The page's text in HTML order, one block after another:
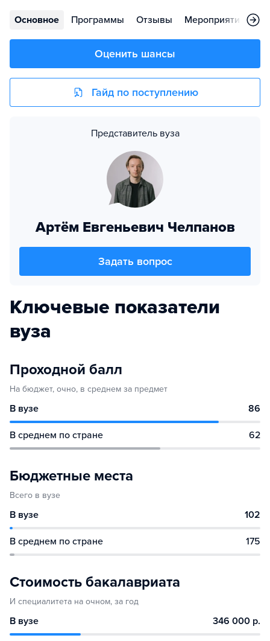
Основное Программы Отзывы Мероприятия
Оценить шансы
Гайд по поступлению
Представитель вуза
Артём Евгеньевич Челпанов
Задать вопрос
Ключевые показатели
вуза
Проходной балл
На бюджет, очно, в среднем за предмет
В вузе 86
В среднем по стране 62
Бюджетные места
Всего в вузе
В вузе 102
В среднем по стране 175
Стоимость бакалавриата
И специалитета на очном, за год
В вузе 346 000 р.